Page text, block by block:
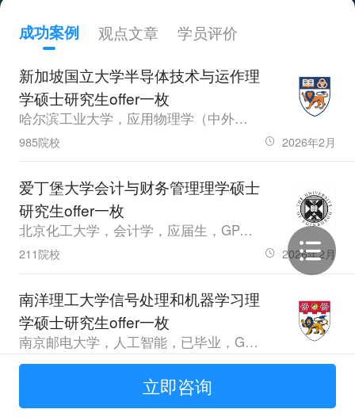
员斩获梦校Offer。
成功案例 观点文章
学员评价
新加坡国立大学半导体技术与运作理
学硕士研究生offer一枚
哈尔滨工业大学，应用物理学（中外合作），应届生，GPA81，雅思7.0
985院校 2026年2月
爱丁堡大学会计与财务管理理学硕士
研究生offer一枚
北京化工大学，会计学，应届生，GPA88.11，雅思6.5
211院校 2026年2月
南洋理工大学信号处理和机器学习理
学硕士研究生offer一枚
南京邮电大学，人工智能，已毕业，GPA3.35，雅思7.0、六级520.0
普通本科 2026年2月
新加坡国立大学医学药理学理学硕士
立即咨询